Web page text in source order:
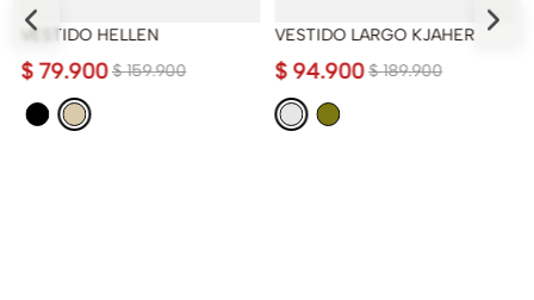
VESTIDO HELLEN
$ 159.900
$ 79.900
VESTIDO LARGO KJAHER
$ 189.900
$ 94.900